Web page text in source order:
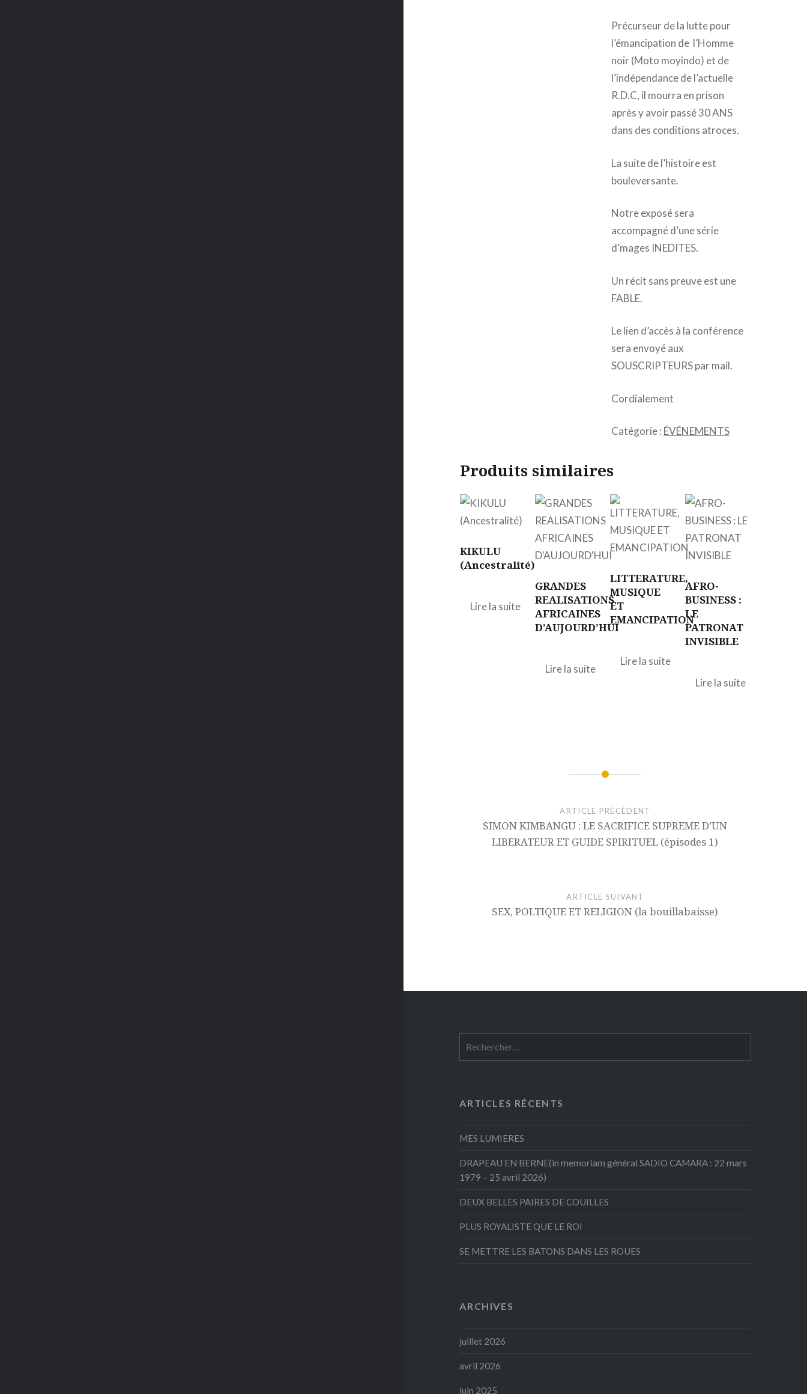
Précurseur de la lutte pour
l’émancipation de l’Homme
noir (Moto moyindo) et de
l’indépendance de l’actuelle
R.D.C, il mourra en prison
après y avoir passé 30 ANS
dans des conditions atroces.
La suite de l’histoire est
bouleversante.
Notre exposé sera
accompagné d’une série
d’mages INEDITES.
Un récit sans preuve est une
FABLE.
Le lien d’accès à la conférence
sera envoyé aux
SOUSCRIPTEURS par mail.
Cordialement
Catégorie : ÉVÉNEMENTS
Produits similaires
KIKULU
(Ancestralité)
Lire la suite
GRANDES
REALISATIONS
AFRICAINES
D’AUJOURD’HUI
Lire la suite
LITTERATURE,
MUSIQUE
ET
EMANCIPATION
Lire la suite
AFRO-
BUSINESS :
LE
PATRONAT
INVISIBLE
Lire la suite
ARTICLE PRÉCÉDENT
SIMON KIMBANGU : LE SACRIFICE SUPREME D’UN
LIBERATEUR ET GUIDE SPIRITUEL (épisodes 1)
ARTICLE SUIVANT
SEX, POLTIQUE ET RELIGION (la bouillabaisse)
ARTICLES RÉCENTS
MES LUMIERES
DRAPEAU EN BERNE(in memoriam général SADIO CAMARA : 22 mars
1979 – 25 avril 2026)
DEUX BELLES PAIRES DE COUILLES
PLUS ROYALISTE QUE LE ROI
SE METTRE LES BATONS DANS LES ROUES
ARCHIVES
juillet 2026
avril 2026
juin 2025